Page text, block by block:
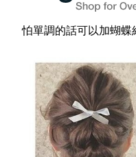
怕單調的話可以加蝴蝶